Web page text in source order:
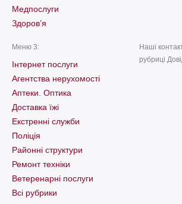
Медпослуги
Здоров’я
Меню 3:
Інтернет послуги
Агентства нерухомості
Аптеки. Оптика
Доставка їжі
Екстренні служби
Поліція
Районні структури
Ремонт техніки
Ветеренарні послуги
Всі рубрики
Наші
рубриці